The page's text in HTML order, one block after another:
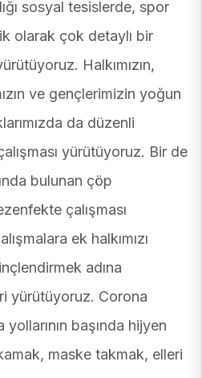
sosyal tesislerde, spor
olarak çok detaylı bir
Halkımızın,
ve gençlerimizin yoğun
da düzenli
yürütüyoruz. Bir de
bulunan çöp
çalışması
ek halkımızı
adına
yürütüyoruz. Corona
başında hijyen
maske takmak, elleri